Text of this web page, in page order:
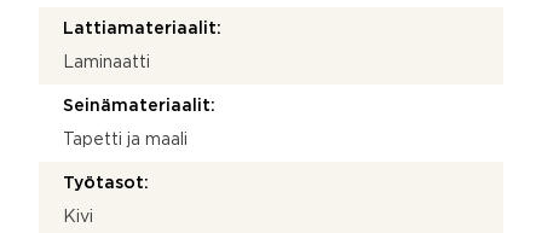
Lattiamateriaalit:
Laminaatti
Seinämateriaalit:
Tapetti ja maali
Työtasot:
Kivi